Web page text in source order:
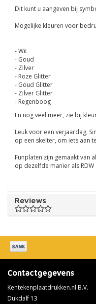
Dit kunt u aangeven bij
Mogelijke kleuren voor
- Wit
- Goud
- Zilver
- Roze Glitter
- Goud Glitter
- Zilver Glitter
- Regenboog
En nog veel meer, zie bij
Leuk voor een verjaardag,
op een skelter, om iets aan
Funplaten zijn gemaakt van
op dezelfde manier als
Reviews
Contactgegevens
Kentekenplaatdrukken.nl B.V.
Dukdalf 13